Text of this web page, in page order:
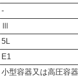
-
Ⅲ
5L
E1
小型容器又は高圧容